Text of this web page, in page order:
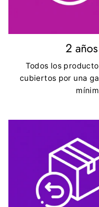
2
Todos los
cubiertos por una